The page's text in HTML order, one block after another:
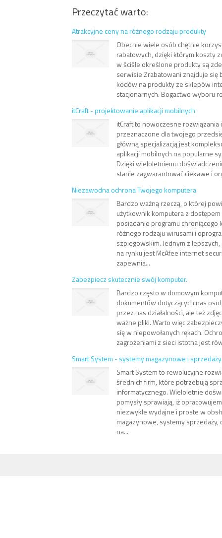
Przeczytać warto:
Atrakcyjne ceny na różnego rodzaju produkty
Obecnie wiele osób chętnie
rabatowych, dzięki którym koszty
w ściśle określone produkty są
serwisie Zrabatowani znajduje się
kodów na produkty ze sklepów
stacjonarnych. Bogactwo wyboru
itCraft - projektowanie aplikacji mobilnych
itCraft to nowoczesne rozwiązania
przeznaczone dla twojego
główną specjalizacją jest
aplikacji mobilnych na popularne
Dzięki wieloletniemu
stanie zagwarantować ciekawe i
Niezawodna ochrona Twojego komputera
Bardzo ważną rzeczą, o której
użytkownik komputera z
posiadanie programu chroniącego
różnego rodzaju wirusami i
szpiegowskim. Jednym z
na rynku jest McAfee internet
zapewnia...
Zabezpiecz skutecznie swój komputer.
Bardzo często w domowym
dokumentów dotyczących nas
przez nas działalności, ale też
ważne pliki. Warto więc
się w niepowołanych rękach.
zagrożeniami z sieci istotna jest
Smart System - systemy magazynowe i sprzedaży
Smart System to rewolucyjne
średnich firm, które potrzebują
informatycznego. Wieloletnie
pomysły sprawiają, iż
niezwykle wydajne i proste w
magazynowe, systemy sprzedaży,
na...